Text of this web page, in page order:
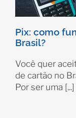
Pix: como
Brasil?
Você quer
de cartão no
Por ser uma [...]